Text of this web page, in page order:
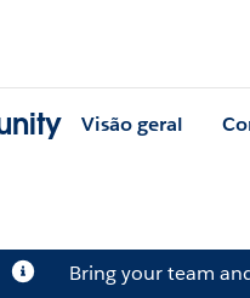
Visão geral
Bring your team